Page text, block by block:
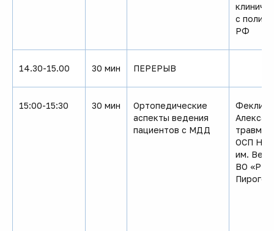
с
РФ
14.30-15.00 30 мин ПЕРЕРЫВ
15:00-15:30 30 мин
Ортопедические
аспекты ведения
пациентов с МДД
ОСП
им.
ВО